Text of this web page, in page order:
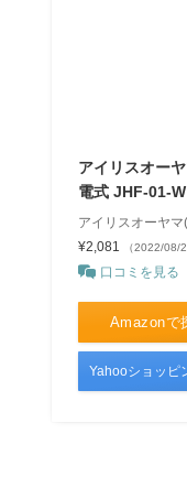
アイリスオー
電式 JHF-01-
アイリスオーヤ
¥2,081
（2022/08/
口コミを見る
Amazonで
Yahooショッピ